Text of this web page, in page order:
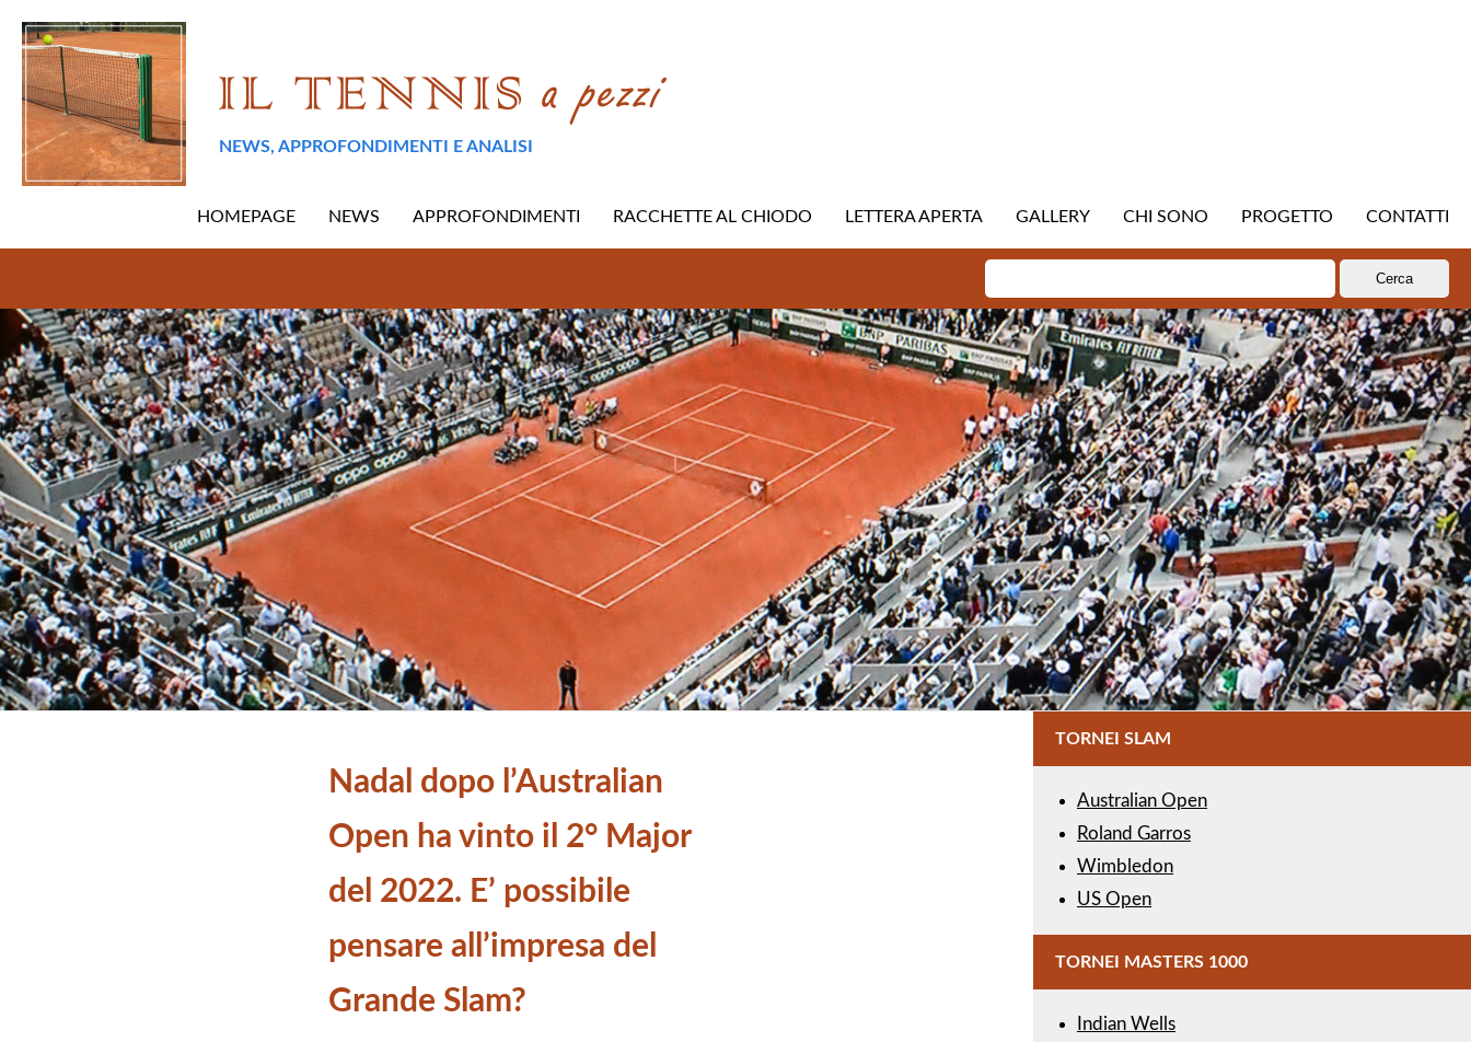
NEWS, APPROFONDIMENTI E ANALISI
HOMEPAGE NEWS APPROFONDIMENTI RACCHETTE AL CHIODO LETTERA APERTA GALLERY CHI SONO PROGETTO CONTATTI
per:
Nadal dopo l’Australian
Open ha vinto il 2° Major
del 2022. E’ possibile
pensare all’impresa del
Grande Slam?
TORNEI SLAM
Australian Open
Roland Garros
Wimbledon
US Open
TORNEI MASTERS 1000
Indian Wells